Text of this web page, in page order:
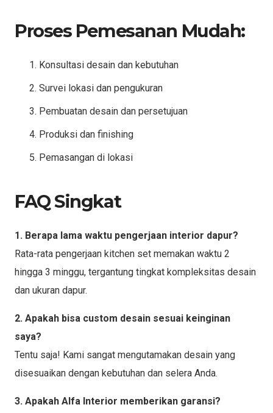
Proses Pemesanan Mudah:
Konsultasi desain dan kebutuhan
Survei lokasi dan pengukuran
Pembuatan desain dan persetujuan
Produksi dan finishing
Pemasangan di lokasi
FAQ Singkat
1. Berapa lama waktu pengerjaan interior dapur?
Rata-rata pengerjaan kitchen set memakan waktu 2
hingga 3 minggu, tergantung tingkat kompleksitas desain
dan ukuran dapur.
2. Apakah bisa custom desain sesuai keinginan
saya?
Tentu saja! Kami sangat mengutamakan desain yang
disesuaikan dengan kebutuhan dan selera Anda.
3. Apakah Alfa Interior memberikan garansi?